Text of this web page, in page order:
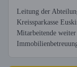
Leitung der
Kreissparkasse
Mitarbeitende